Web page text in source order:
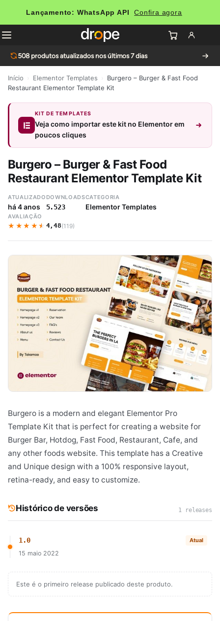
Lançamento: WhatsApp API Confira agora
508 produtos atualizados nos últimos 7 dias
Início Elementor Templates
Burgero – Burger & Fast Food
Restaurant Elementor Template Kit
KIT DE TEMPLATES
Veja como importar este kit no Elementor em
poucos cliques
Burgero – Burger & Fast Food
Restaurant Elementor Template Kit
ATUALIZADO
há 4 anos
DOWNLOADS
5.523
CATEGORIA
Elementor Templates
AVALIAÇÃO
★★★★★
★★★★★ 4,48(119)
Burgero is a modern and elegant Elementor Pro
Template Kit that is perfect for creating a website for
Burger Bar, Hotdog, Fast Food, Restaurant, Cafe, and
any other foods website. This template has a Creative
and Unique design with a 100% responsive layout,
retina-ready, and easy to customize.
Histórico de versões 1 releases
1.0 Atual
15 maio 2022
Este é o primeiro release publicado deste produto.